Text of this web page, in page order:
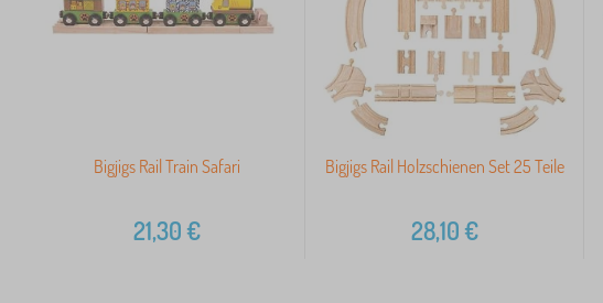
Bigjigs Rail Train Safari
21,30€
Bigjigs Rail Holzschienen Set 25 Teile
28,10€